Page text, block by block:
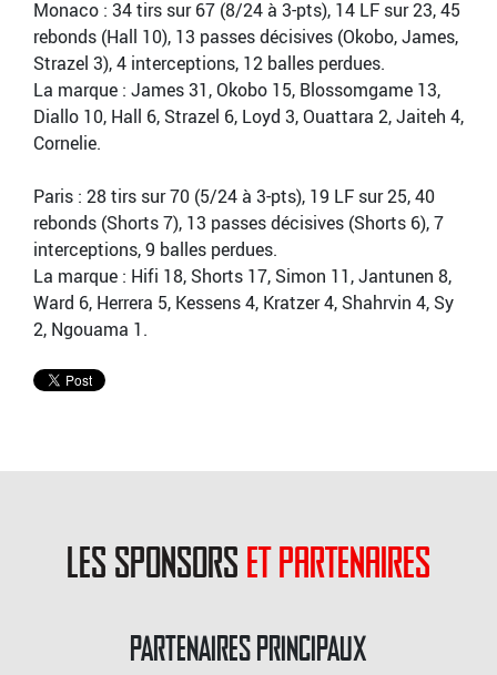
Monaco : 34 tirs sur 67 (8/24 à 3-pts), 14 LF sur 23, 45
rebonds (Hall 10), 13 passes décisives (Okobo, James,
Strazel 3), 4 interceptions, 12 balles perdues.
La marque : James 31, Okobo 15, Blossomgame 13,
Diallo 10, Hall 6, Strazel 6, Loyd 3, Ouattara 2, Jaiteh 4,
Cornelie.
Paris : 28 tirs sur 70 (5/24 à 3-pts), 19 LF sur 25, 40
rebonds (Shorts 7), 13 passes décisives (Shorts 6), 7
interceptions, 9 balles perdues.
La marque : Hifi 18, Shorts 17, Simon 11, Jantunen 8,
Ward 6, Herrera 5, Kessens 4, Kratzer 4, Shahrvin 4, Sy
2, Ngouama 1.
les sponsors et partenaires
PARTENAIRES PRINCIPAUX